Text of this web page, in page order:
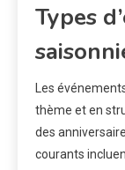
Types
Les
thème et en
des
courants